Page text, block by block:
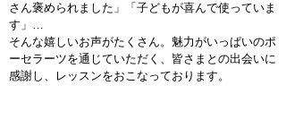
さん褒められました」「子どもが喜んで使っていま
す」…
そんな嬉しいお声がたくさん。魅力がいっぱいのポ
ーセラーツを通じていただく、皆さまとの出会いに
感謝し、レッスンをおこなっております。